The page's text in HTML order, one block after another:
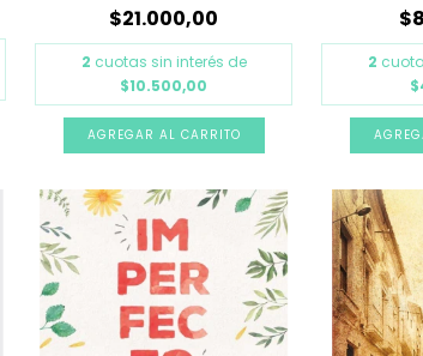
$21.000,00
2 cuotas sin interés de
$10.500,00
2